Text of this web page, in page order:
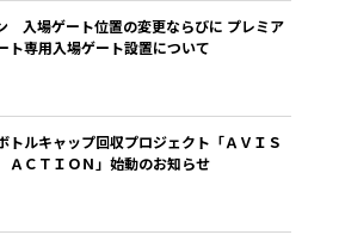
入場ゲート位置の変更ならびに プレミア
ト専用入場ゲート設置について
トルキャップ回収プロジェクト「ＡＶＩＳ
ＣＴＩＯＮ」始動のお知らせ